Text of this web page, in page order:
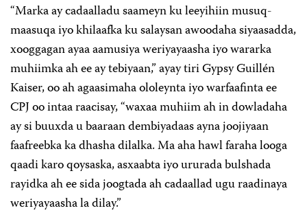
“Marka ay cadaalladu saameyn ku leeyihiin musuq-
maasuqa iyo khilaafka ku salaysan awoodaha siyaasadda,
xooggagan ayaa aamusiya weriyayaasha iyo wararka
muhiimka ah ee ay tebiyaan,” ayay tiri Gypsy Guillén
Kaiser, oo ah agaasimaha ololeynta iyo warfaafinta ee
CPJ oo intaa raacisay, “waxaa muhiim ah in dowladaha
ay si buuxda u baaraan dembiyadaas ayna joojiyaan
faafreebka ka dhasha dilalka. Ma aha hawl faraha looga
qaadi karo qoysaska, asxaabta iyo ururada bulshada
rayidka ah ee sida joogtada ah cadaallad ugu raadinaya
weriyayaasha la dilay.”